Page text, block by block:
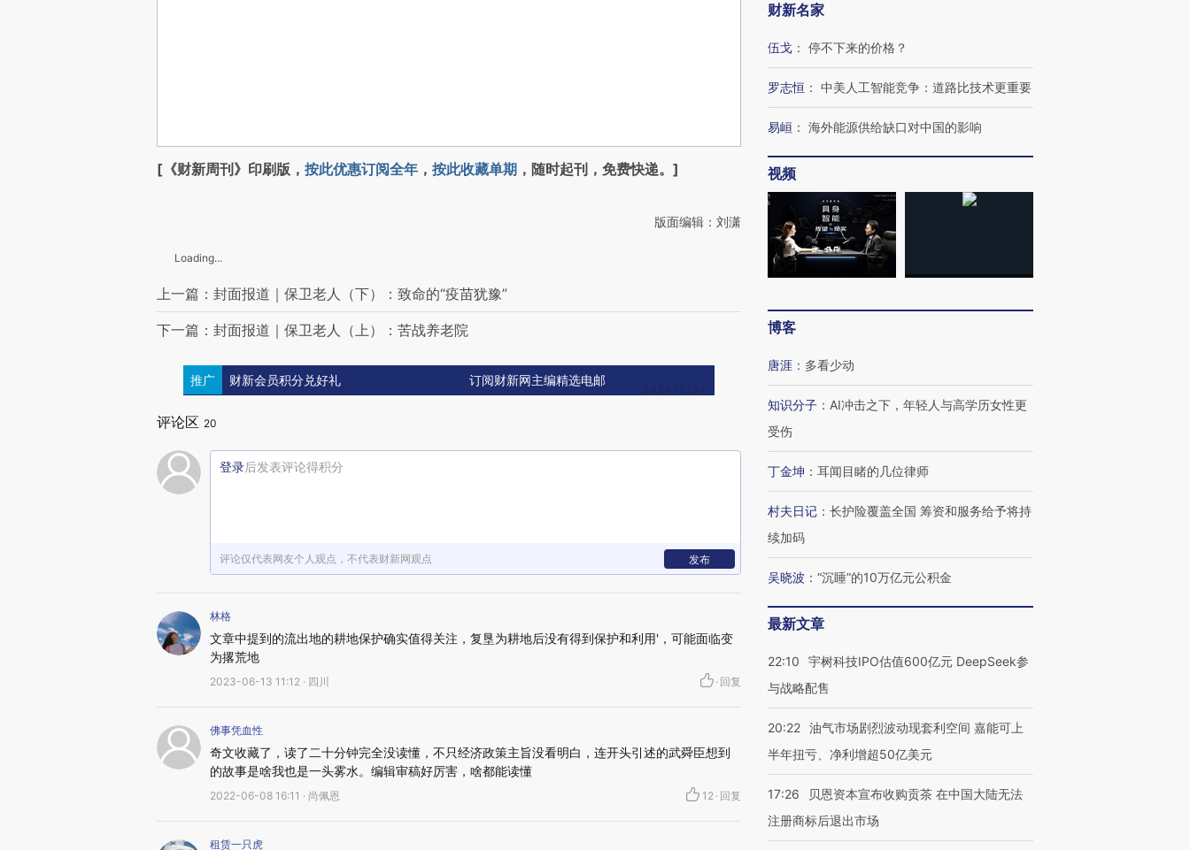
[《财新周刊》印刷版， 按此优惠订阅全年 ， 按此收藏单期 ，随时起刊，免费快递。]
版面编辑：刘潇
Loading...
上一篇：封面报道｜保卫老人（下）：致命的“疫苗犹豫”
下一篇：封面报道｜保卫老人（上）：苦战养老院
推广 财新会员积分兑好礼 订阅财新网主编精选电邮
评论区 20
登录后发表评论得积分
评论仅代表网友个人观点，不代表财新网观点 发布
林格
文章中提到的流出地的耕地保护确实值得关注，复垦为耕地后没有得到保护和利用'，可能面临变
为撂荒地
2023-06-13 11:12 · 四川 · 回复
佛事凭血性
奇文收藏了，读了二十分钟完全没读懂，不只经济政策主旨没看明白，连开头引述的武舜臣想到
的故事是啥我也是一头雾水。编辑审稿好厉害，啥都能读懂
2022-06-08 16:11 · 尚佩恩 12 · 回复
租赁一只虎
财新名家
伍戈 ： 停不下来的价格？
罗志恒 ： 中美人工智能竞争：道路比技术更重要
易峘 ： 海外能源供给缺口对中国的影响
视频
博客
唐涯 ： 多看少动
知识分子 ： AI冲击之下，年轻人与高学历女性更
受伤
丁金坤 ： 耳闻目睹的几位律师
村夫日记 ： 长护险覆盖全国 筹资和服务给予将持
续加码
吴晓波 ： “沉睡”的10万亿元公积金
最新文章
22:10
宇树科技IPO估值600亿元 DeepSeek参
与战略配售
20:22 油气市场剧烈波动现套利空间 嘉能可上
半年扭亏、净利增超50亿美元
17:26
贝恩资本宣布收购贡茶 在中国大陆无法
注册商标后退出市场